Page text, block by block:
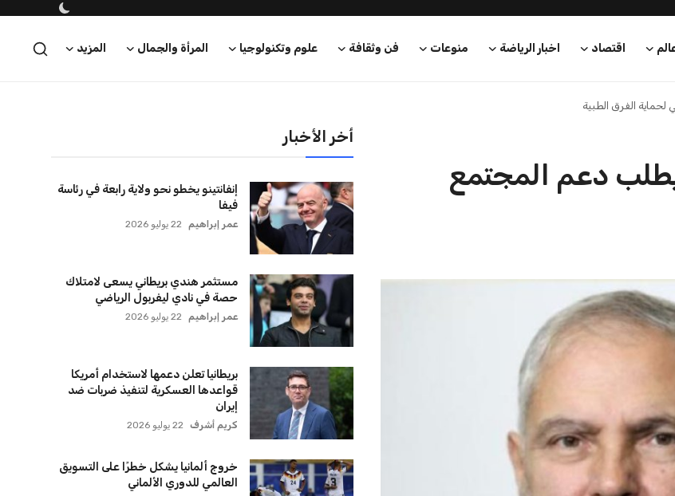
اقتصاد اخبار الرياضة منوعات فن وثقافة علوم وتكنولوجيا المرأة والجمال المزيد
لحماية الفرق الطبية
يطلب دعم المجتمع
أخر الأخبار
إنفانتينو يخطو نحو ولاية رابعة في رئاسة
فيفا
عمر إبراهيم 22 يوليو 2026
مستثمر هندي بريطاني يسعى لامتلاك
حصة في نادي ليفربول الرياضي
عمر إبراهيم 22 يوليو 2026
بريطانيا تعلن دعمها لاستخدام أمريكا
قواعدها العسكرية لتنفيذ ضربات ضد
إيران
كريم أشرف 22 يوليو 2026
خروج ألمانيا يشكل خطرًا على التسويق
العالمي للدوري الألماني